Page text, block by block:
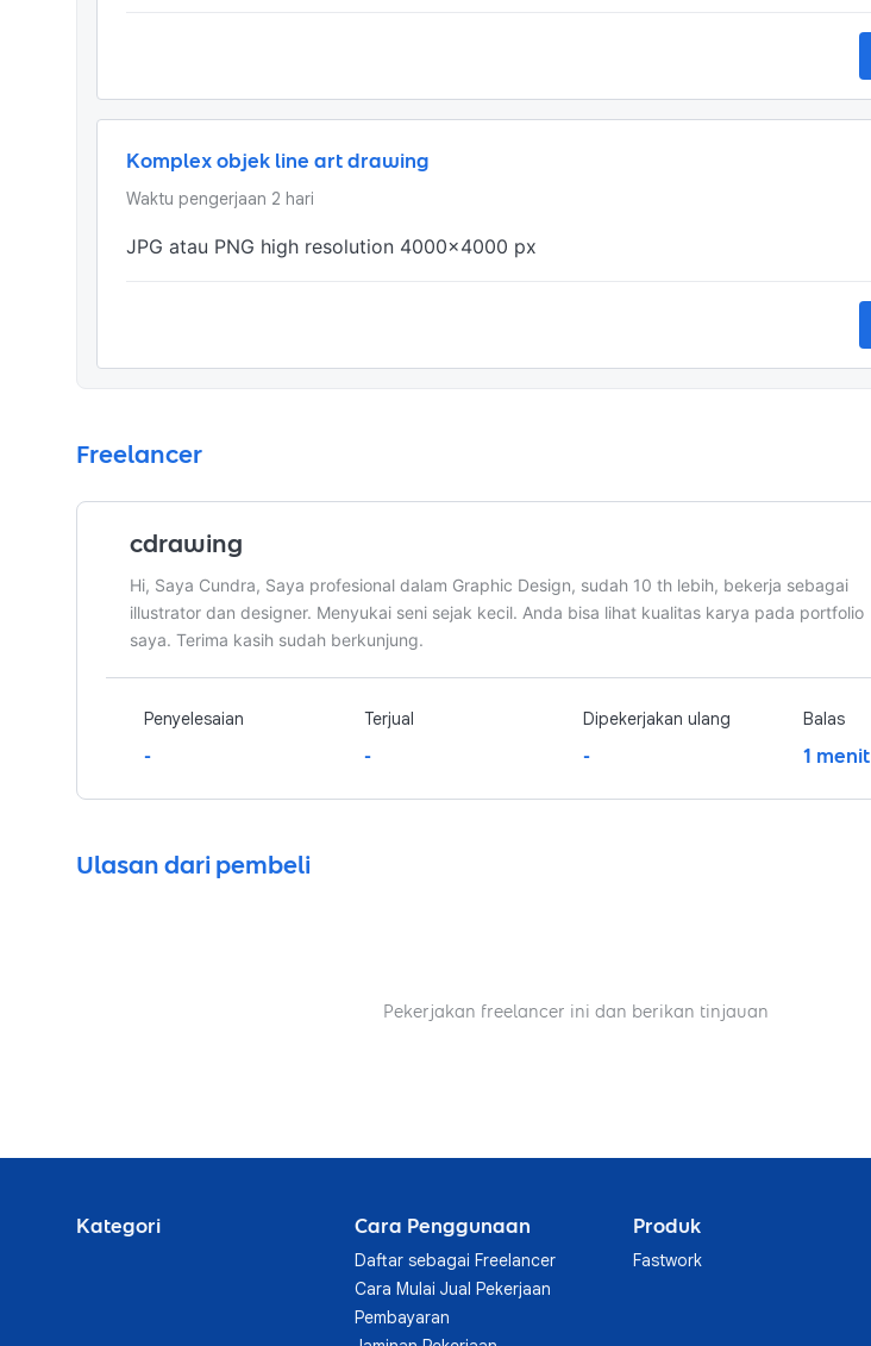
Komplex objek line art drawing
Waktu pengerjaan 2 hari
JPG atau PNG high resolution 4000x4000 px
Freelancer
cdrawing
Hi, Saya Cundra, Saya profesional dalam Graphic Design, sudah 10 th lebih, bekerja sebagai
illustrator dan designer. Menyukai seni sejak kecil. Anda bisa lihat kualitas karya pada portfolio
saya. Terima kasih sudah berkunjung.
Penyelesaian
-
Terjual
-
Dipekerjakan ulang
-
Balas
1 menit
Ulasan dari pembeli
Pekerjakan freelancer ini dan berikan tinjauan
Kategori Cara Penggunaan
Daftar sebagai Freelancer
Cara Mulai Jual Pekerjaan
Pembayaran
Produk
Fastwork